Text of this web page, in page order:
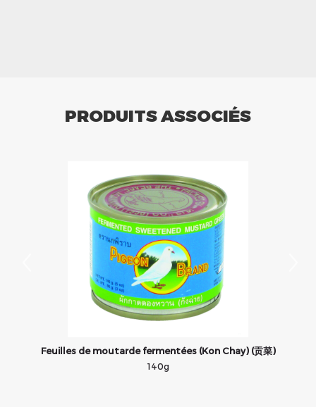
PRODUITS ASSOCIÉS
Feuilles de moutarde fermentées (Kon Chay) (贡菜)
140g